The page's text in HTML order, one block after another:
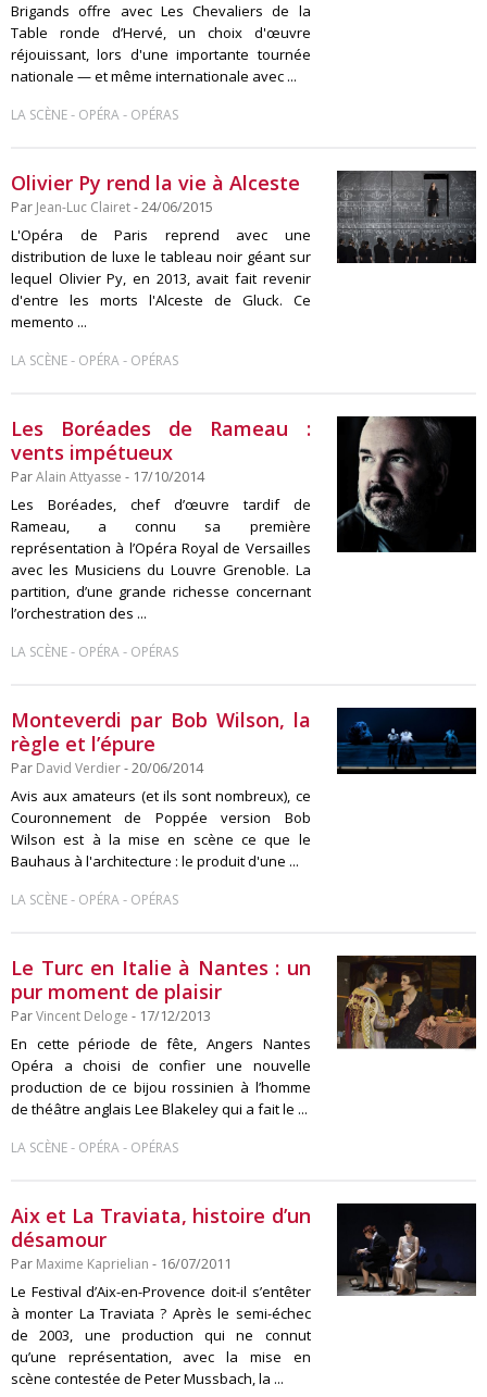
Brigands offre avec Les Chevaliers de la
Table ronde d’Hervé, un choix d'œuvre
réjouissant, lors d'une importante tournée
nationale — et même internationale avec ...
LA SCÈNE- OPÉRA- OPÉRAS
Olivier Py rend la vie à Alceste
Par Jean-Luc Clairet- 24/06/2015
L'Opéra de Paris reprend avec une
distribution de luxe le tableau noir géant sur
lequel Olivier Py, en 2013, avait fait revenir
d'entre les morts l'Alceste de Gluck. Ce
memento ...
LA SCÈNE- OPÉRA- OPÉRAS
Les Boréades de Rameau :
vents impétueux
ParAlain Attyasse - 17/10/2014
Les Boréades, chef d’œuvre tardif de
Rameau, a connu sa première
représentation à l’Opéra Royal de Versailles
avec les Musiciens du Louvre Grenoble. La
partition, d’une grande richesse concernant
l’orchestration des ...
LA SCÈNE- OPÉRA- OPÉRAS
Monteverdi par Bob Wilson, la
règle et l’épure
Par David Verdier- 20/06/2014
Avis aux amateurs (et ils sont nombreux), ce
Couronnement de Poppée version Bob
Wilson est à la mise en scène ce que le
Bauhaus à l'architecture : le produit d'une ...
LA SCÈNE- OPÉRA- OPÉRAS
Le Turc en Italie à Nantes : un
pur moment de plaisir
ParVincent Deloge - 17/12/2013
En cette période de fête, Angers Nantes
Opéra a choisi de confier une nouvelle
production de ce bijou rossinien à l’homme
de théâtre anglais Lee Blakeley qui a fait le ...
LA SCÈNE- OPÉRA- OPÉRAS
Aix et La Traviata, histoire d’un
désamour
Par Maxime Kaprielian - 16/07/2011
Le Festival d’Aix-en-Provence doit-il s’entêter
à monter La Traviata ? Après le semi-échec
de 2003, une production qui ne connut
qu’une représentation, avec la mise en
scène contestée de Peter Mussbach, la ...